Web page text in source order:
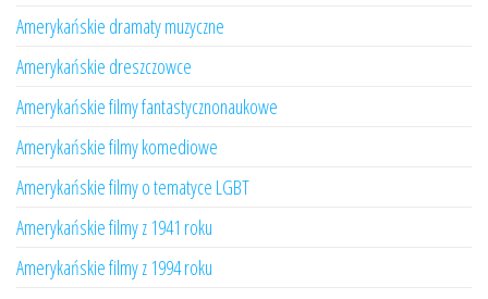
Amerykańskie dramaty muzyczne
Amerykańskie dreszczowce
Amerykańskie filmy fantastycznonaukowe
Amerykańskie filmy komediowe
Amerykańskie filmy o tematyce LGBT
Amerykańskie filmy z 1941 roku
Amerykańskie filmy z 1994 roku